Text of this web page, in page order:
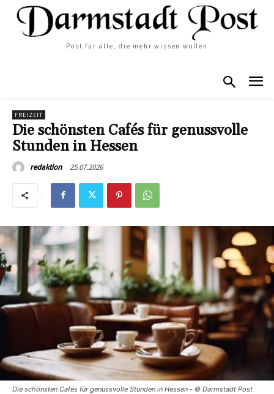
Post für alle, die mehr wissen wollen
FREIZEIT
Die schönsten Cafés für genussvolle
Stunden in Hessen
redaktion 25.07.2026
Die schönsten Cafés für genussvolle Stunden in Hessen - © Darmstadt Post